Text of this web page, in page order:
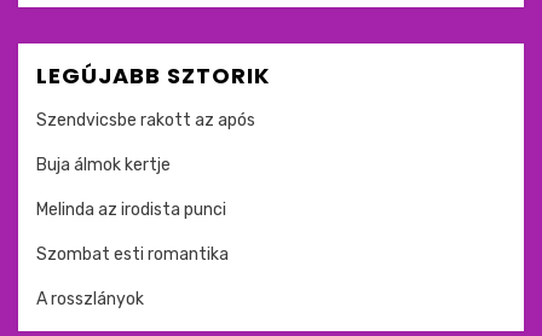
LEGÚJABB SZTORIK
Szendvicsbe rakott az após
Buja álmok kertje
Melinda az irodista punci
Szombat esti romantika
A rosszlányok